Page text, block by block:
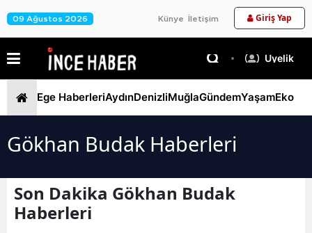
09 Ağustos 2026 Künye İletişim Giriş Yap
Üyelik
Ege HaberleriAydınDenizliMuğlaGündemYaşam
Gökhan Budak Haberleri
Son Dakika Gökhan Budak
Haberleri